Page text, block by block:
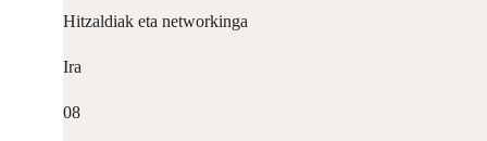
Hitzaldiak eta networkinga
Ira
08